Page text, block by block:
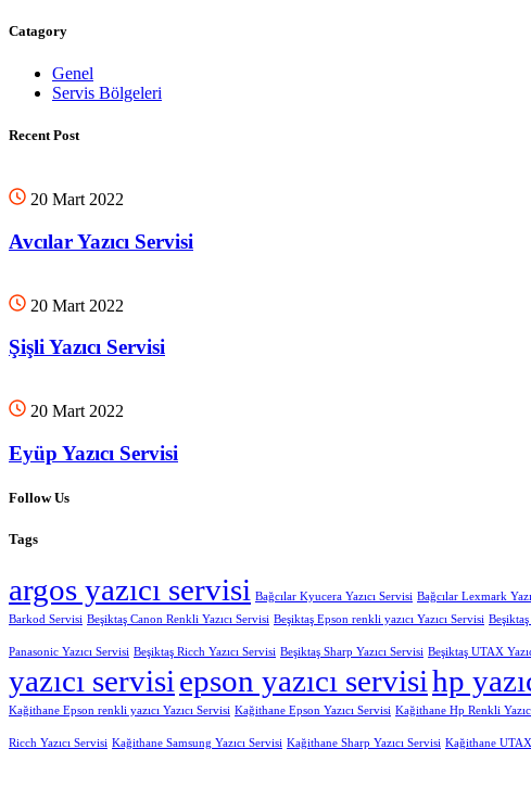
Catagory
Genel
Servis Bölgeleri
Recent Post
20 Mart 2022
Avcılar Yazıcı Servisi
20 Mart 2022
Şişli Yazıcı Servisi
20 Mart 2022
Eyüp Yazıcı Servisi
Follow Us
Tags
argos yazıcı servisi Bağcılar Kyucera Yazıcı Servisi Bağcılar Lexmark
Barkod Servisi Beşiktaş Canon Renkli Yazıcı Servisi Beşiktaş Epson renkli yazıcı Yazıcı Servisi
Panasonic Yazıcı Servisi Beşiktaş Ricch Yazıcı Servisi Beşiktaş Sharp Yazıcı Servisi Beşiktaş UTAX
yazıcı servisi epson yazıcı servisihp
Kağithane Epson renkli yazıcı Yazıcı Servisi Kağithane Epson Yazıcı Servisi Kağithane Hp Renkli
Ricch Yazıcı Servisi Kağithane Samsung Yazıcı Servisi Kağithane Sharp Yazıcı Servisi Kağithane UTAX